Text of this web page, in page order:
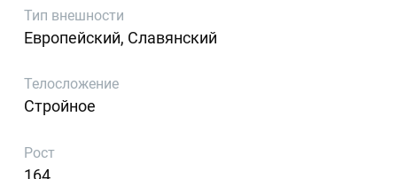
Тип внешности
Европейский, Славянский
Телосложение
Стройное
Рост
164